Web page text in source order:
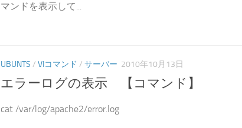
マンドを表示して...
UBUNTS / VIコマンド / サーバー 2010年10月13日
エラーログの表示 【コマンド】
cat /var/log/apache2/error.log